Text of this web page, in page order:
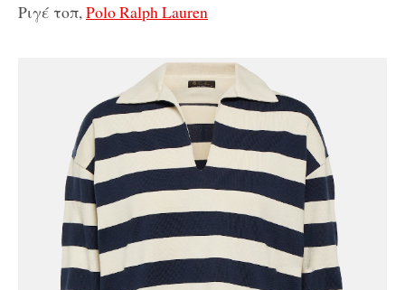
Ριγέ τοπ,Polo Ralph Lauren